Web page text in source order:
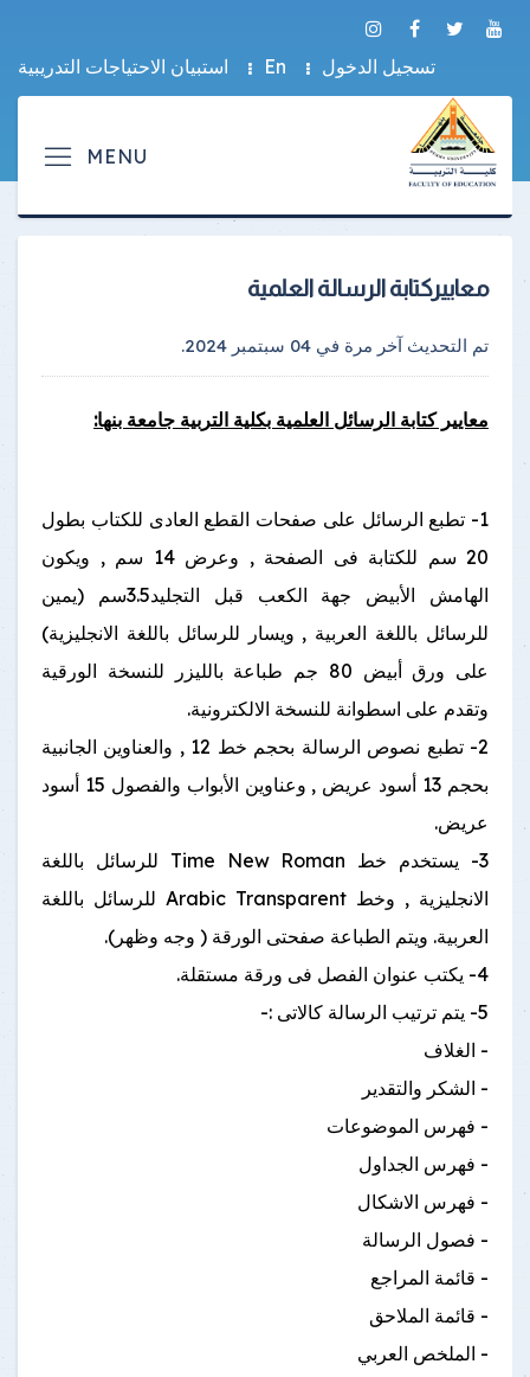
تسجيل الدخول En استبيان الاحتياجات التدريبية
معاييركتابة الرسالة العلمية
تم التحديث آخر مرة في 04 سبتمبر 2024 .
معايير كتابة الرسائل العلمية بكلية التربية جامعة بنها:
1- تطبع الرسائل على صفحات القطع العادى للكتاب بطول
20 سم للكتابة فى الصفحة , وعرض 14 سم , ويكون
الهامش الأبيض جهة الكعب قبل التجليد3.5سم (يمين
للرسائل باللغة العربية , ويسار للرسائل باللغة الانجليزية)
على ورق أبيض 80 جم طباعة بالليزر للنسخة الورقية
وتقدم على اسطوانة للنسخة الالكترونية.
2- تطبع نصوص الرسالة بحجم خط 12 , والعناوين الجانبية
بحجم 13 أسود عريض , وعناوين الأبواب والفصول 15 أسود
عريض.
3- يستخدم خط Time New Roman للرسائل باللغة
الانجليزية , وخط Arabic Transparent للرسائل باللغة
العربية. ويتم الطباعة صفحتى الورقة ( وجه وظهر).
4- يكتب عنوان الفصل فى ورقة مستقلة.
5- يتم ترتيب الرسالة كالاتى :-
- الغلاف
- الشكر والتقدير
- فهرس الموضوعات
- فهرس الجداول
- فهرس الاشكال
- فصول الرسالة
- قائمة المراجع
- قائمة الملاحق
- الملخص العربي